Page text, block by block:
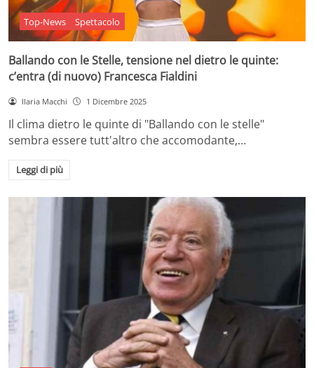
Top-News Spettacolo
Ballando con le Stelle, tensione nel dietro le quinte:
c’entra (di nuovo) Francesca Fialdini
Ilaria Macchi 1 Dicembre 2025
Il clima dietro le quinte di "Ballando con le stelle"
sembra essere tutt'altro che accomodante,…
Leggi di più